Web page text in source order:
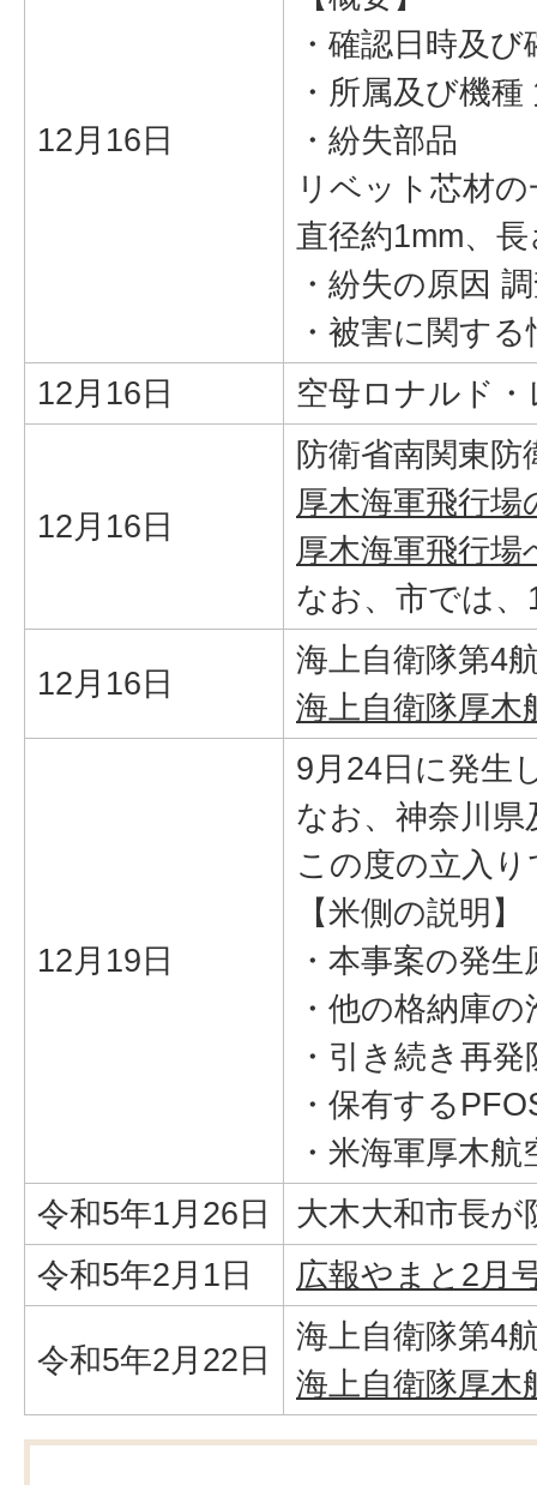
12月16日
・確認日時及
・所属及び機
・紛失部品
リベット芯材
直径約1mm、
・紛失の原因
・被害に関す
12月16日
空母ロナルド
12月16日
防衛省南関東
厚木海軍飛行
厚木海軍飛行
なお、市では
12月16日
海上自衛隊第4
海上自衛隊厚
12月19日
9月24日に発生
なお、神奈川
この度の立入
【米側の説明】
・本事案の発
・他の格納庫
・引き続き再
・保有する
・米海軍厚木
令和5年1月26日
大木大和市長
令和5年2月1日
広報やまと2月
令和5年2月22日
海上自衛隊第4
海上自衛隊厚